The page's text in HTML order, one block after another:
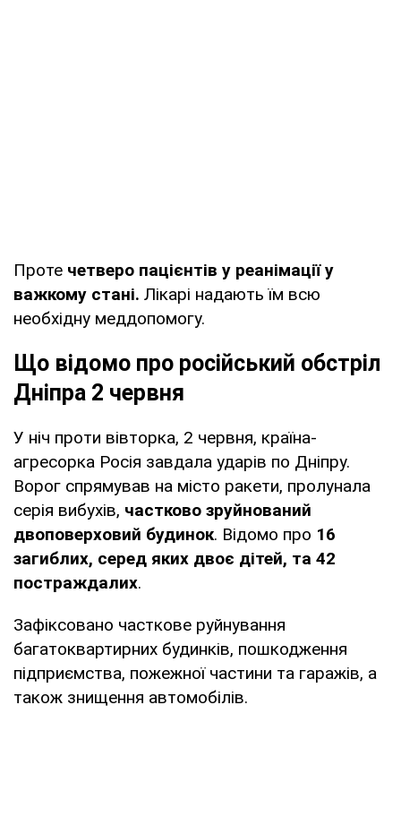
Проте четверо пацієнтів у реанімації у
важкому стані. Лікарі надають їм всю
необхідну меддопомогу.
Що відомо про російський обстріл
Дніпра 2 червня
У ніч проти вівторка, 2 червня, країна-
агресорка Росія завдала ударів по Дніпру.
Ворог спрямував на місто ракети, пролунала
серія вибухів, частково зруйнований
двоповерховий будинок. Відомо про 16
загиблих, серед яких двоє дітей, та 42
постраждалих.
Зафіксовано часткове руйнування
багатоквартирних будинків, пошкодження
підприємства, пожежної частини та гаражів, а
також знищення автомобілів.